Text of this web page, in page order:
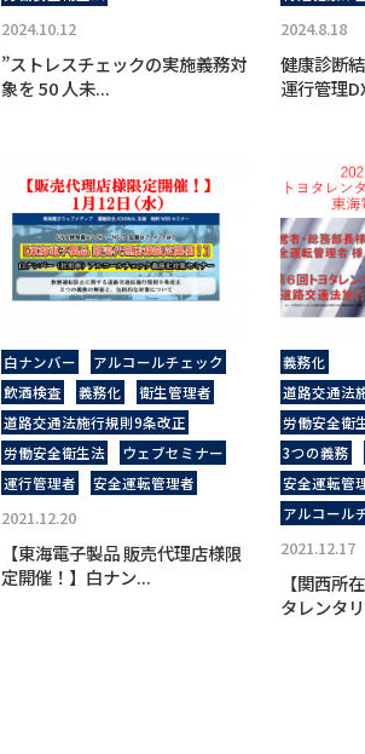
2024.10.12
”ストレスチェックの実施義務対
象を 50 人未...
2024.8.18
健康診断
運行管理
白ナンバー
アルコールチェック
飲酒検査
義務化
衛生管理者
道路交通法施行規則9条改正
労働安全衛生法
ウェブセミナー
運行管理者
安全運転管理者
2021.12.20
【東海電子製品 販売代理店様限
定開催！】白ナン...
義務化
道路交通法
労働安全衛
3つの義務
安全運転管
アルコール
2021.12.17
【関西所
タレンタ